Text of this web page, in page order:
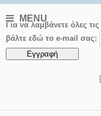
MENU
Για να λαμβάνετε όλες
βάλτε εδώ το e-mail σας: